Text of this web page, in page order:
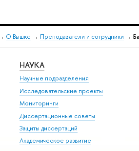
О Вышке → Преподаватели и сотрудники →
НАУКА
Научные подразделения
Исследовательские проекты
Мониторинги
Диссертационные советы
Защиты диссертаций
Академическое развитие